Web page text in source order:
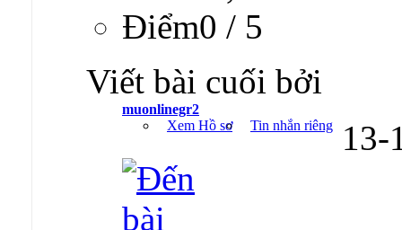
Ðiểm0 / 5
Viết bài cuối bởi
muonlinegr2
Xem Hồ sơ
Tin nhắn riêng 13-